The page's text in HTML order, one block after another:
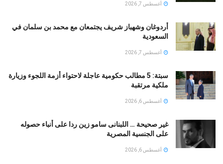
أغسطس 7, 2026
أردوغان وشهباز شريف يجتمعان مع محمد بن سلمان في
السعودية
أغسطس 7, 2026
سبتة: 5 مطالب حكومية عاجلة لاحتواء أزمة اللجوء وزيارة
ملكية مرتقبة
أغسطس 6, 2026
غير صحيحة … اللبنانى سامو زين ردا على أنباء حصوله
على الجنسية المصرية
أغسطس 6, 2026